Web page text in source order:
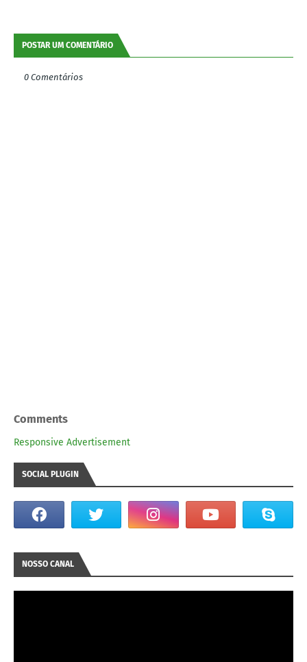
POSTAR UM COMENTÁRIO
0 Comentários
Comments
Responsive Advertisement
SOCIAL PLUGIN
NOSSO CANAL